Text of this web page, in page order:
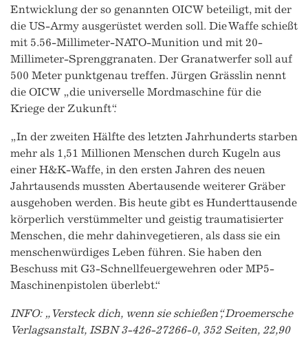
Entwicklung der so genannten OICW beteiligt, mit der
die US-Army ausgerüstet werden soll. Die Waffe schießt
mit 5.56-Millimeter-NATO-Munition und mit 20-
Millimeter-Sprenggranaten. Der Granatwerfer soll auf
500 Meter punktgenau treffen. Jürgen Grässlin nennt
die OICW „die universelle Mordmaschine für die
Kriege der Zukunft“.
„In der zweiten Hälfte des letzten Jahrhunderts starben
mehr als 1,51 Millionen Menschen durch Kugeln aus
einer H&K-Waffe, in den ersten Jahren des neuen
Jahrtausends mussten Abertausende weiterer Gräber
ausgehoben werden. Bis heute gibt es Hunderttausende
körperlich verstümmelter und geistig traumatisierter
Menschen, die mehr dahinvegetieren, als dass sie ein
menschenwürdiges Leben führen. Sie haben den
Beschuss mit G3-Schnellfeuergewehren oder MP5-
Maschinenpistolen überlebt.“
INFO: „Versteck dich, wenn sie schießen“, Droemersche
Verlagsanstalt, ISBN 3-426-27266-0, 352 Seiten, 22,90